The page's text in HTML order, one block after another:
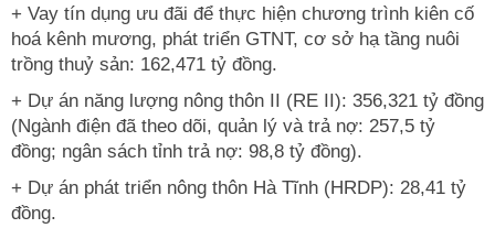
+ Vay tín dụng ưu đãi để thực hiện chương trình kiên cố
hoá kênh mương, phát triển GTNT, cơ sở hạ tầng nuôi
trồng thuỷ sản: 162,471 tỷ đồng.
+ Dự án năng lượng nông thôn II (RE II): 356,321 tỷ đồng
(Ngành điện đã theo dõi, quản lý và trả nợ: 257,5 tỷ
đồng; ngân sách tỉnh trả nợ: 98,8 tỷ đồng).
+ Dự án phát triển nông thôn Hà Tĩnh (HRDP): 28,41 tỷ
đồng.